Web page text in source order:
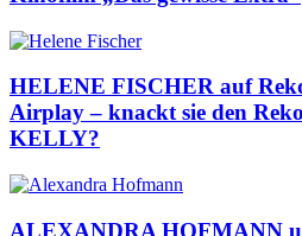
HELENE FISCHER auf
Airplay – knackt sie den
KELLY?
ALEXANDRA HOFMANN